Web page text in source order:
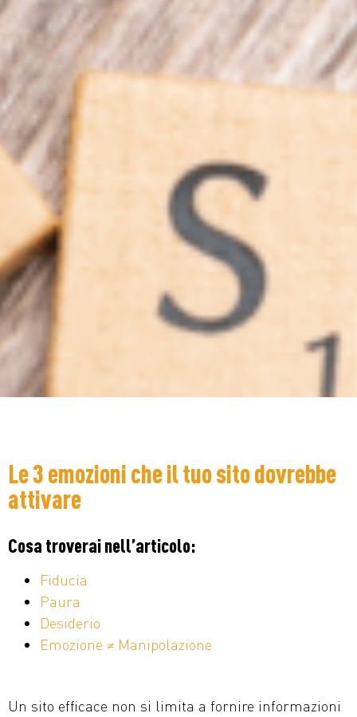
Le 3 emozioni che il tuo sito dovrebbe
attivare
Cosa troverai nell’articolo:
Fiducia
Paura
Desiderio
Emozione ≠ Manipolazione
Un sito efficace non si limita a fornire informazioni